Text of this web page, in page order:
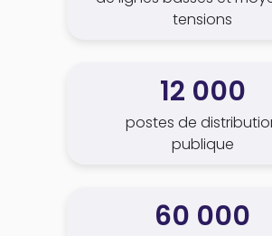
tensions
12 000
postes de
publique
60 000